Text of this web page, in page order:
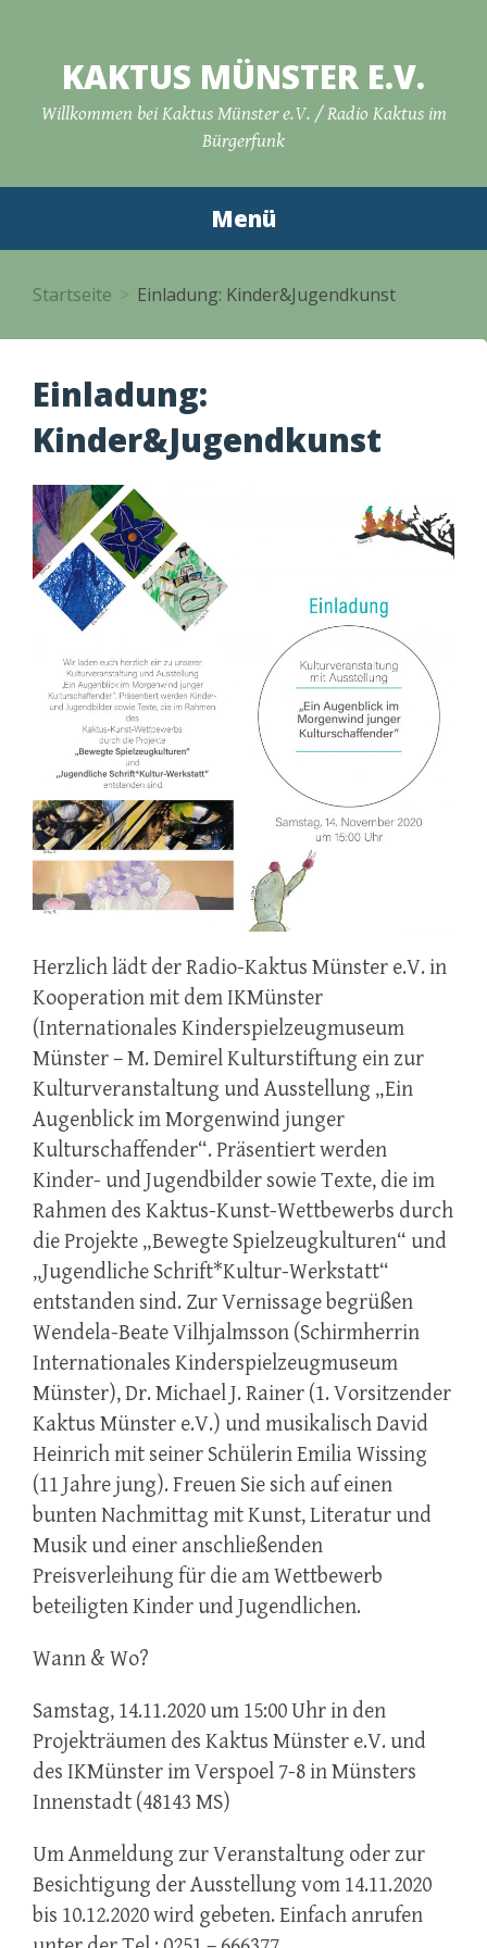
springenKAKTUS MÜNSTER E.V.
Willkommen bei Kaktus Münster e.V. / Radio Kaktus im
Bürgerfunk
Menü
Startseite Einladung: Kinder&Jugendkunst
Einladung:
Kinder&Jugendkunst
Herzlich lädt der Radio-Kaktus Münster e.V. in
Kooperation mit dem IKMünster
(Internationales Kinderspielzeugmuseum
Münster – M. Demirel Kulturstiftung ein zur
Kulturveranstaltung und Ausstellung „Ein
Augenblick im Morgenwind junger
Kulturschaffender“. Präsentiert werden
Kinder- und Jugendbilder sowie Texte, die im
Rahmen des Kaktus-Kunst-Wettbewerbs durch
die Projekte „Bewegte Spielzeugkulturen“ und
„Jugendliche Schrift*Kultur-Werkstatt“
entstanden sind. Zur Vernissage begrüßen
Wendela-Beate Vilhjalmsson (Schirmherrin
Internationales Kinderspielzeugmuseum
Münster), Dr. Michael J. Rainer (1. Vorsitzender
Kaktus Münster e.V.) und musikalisch David
Heinrich mit seiner Schülerin Emilia Wissing
(11 Jahre jung). Freuen Sie sich auf einen
bunten Nachmittag mit Kunst, Literatur und
Musik und einer anschließenden
Preisverleihung für die am Wettbewerb
beteiligten Kinder und Jugendlichen.
Wann & Wo?
Samstag, 14.11.2020 um 15:00 Uhr in den
Projekträumen des Kaktus Münster e.V. und
des IKMünster im Verspoel 7-8 in Münsters
Innenstadt (48143 MS)
Um Anmeldung zur Veranstaltung oder zur
Besichtigung der Ausstellung vom 14.11.2020
bis 10.12.2020 wird gebeten. Einfach anrufen